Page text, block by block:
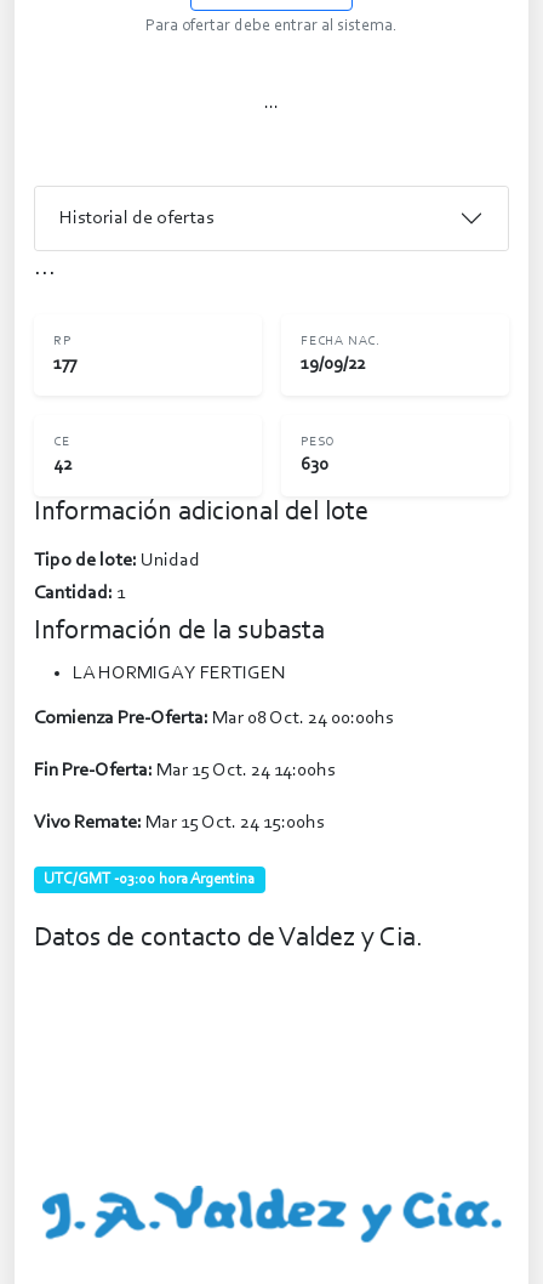
Para ofertar debe entrar al sistema.
...
Historial de ofertas
...
RP
177
FECHA NAC.
19/09/22
CE
42
PESO
630
Información adicional del lote
Tipo de lote: Unidad
Cantidad: 1
Información de la subasta
LA HORMIGA Y FERTIGEN
Comienza Pre-Oferta: Mar 08 Oct. 24 00:00hs
Fin Pre-Oferta: Mar 15 Oct. 24 14:00hs
Vivo Remate: Mar 15 Oct. 24 15:00hs
UTC/GMT -03:00 hora Argentina
Datos de contacto de Valdez y Cia.